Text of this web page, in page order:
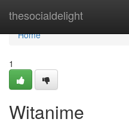
thesocialdelight
Home
Home
1
Witanime